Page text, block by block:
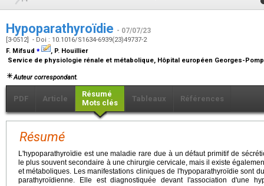
Hypoparathyroïdie - 07/07/23
[3-0512] - Doi : 10.1016/S1634-6939(23)49737-2
F. Mifsud ⁎
, P. Houillier
Service de physiologie rénale et métabolique, Hôpital européen Georges-
Auteur correspondant.
PDF Article
Résumé
Mots clés
Tableaux Références
Résumé
L'hypoparathyroïdie est une maladie rare due à un défaut primitif de
le plus souvent secondaire à une chirurgie cervicale, mais il existe
et métaboliques. Les manifestations cliniques de l'hypoparathyroïdie sont
parathyroïdienne. Elle est diagnostiquée devant l'association d'une